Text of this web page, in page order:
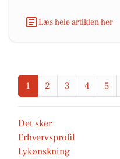
Læs hele artiklen her
1 2 3 4 5
Det sker
Erhvervsprofil
Lykønskning